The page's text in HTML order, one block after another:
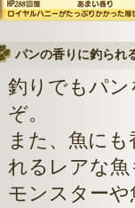
パンの香りに釣られ
釣りでもパ
ぞ。
また、魚に
れるレアな
モンスター